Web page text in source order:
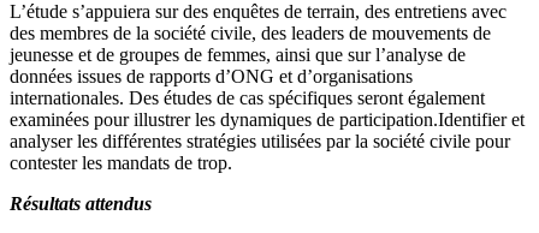
L’étude s’appuiera sur des enquêtes de terrain, des entretiens avec
des membres de la société civile, des leaders de mouvements de
jeunesse et de groupes de femmes, ainsi que sur l’analyse de
données issues de rapports d’ONG et d’organisations
internationales. Des études de cas spécifiques seront également
examinées pour illustrer les dynamiques de participation.Identifier et
analyser les différentes stratégies utilisées par la société civile pour
contester les mandats de trop.
Résultats attendus